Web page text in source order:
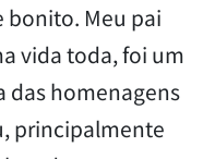
bonito. Meu pai
vida toda, foi um
das homenagens
principalmente